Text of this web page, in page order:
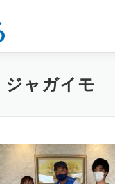
ジャガイモ